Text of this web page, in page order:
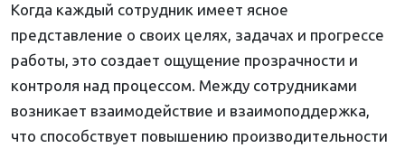
Когда каждый сотрудник имеет ясное
представление о своих целях, задачах и прогрессе
работы, это создает ощущение прозрачности и
контроля над процессом. Между сотрудниками
возникает взаимодействие и взаимоподдержка,
что способствует повышению производительности